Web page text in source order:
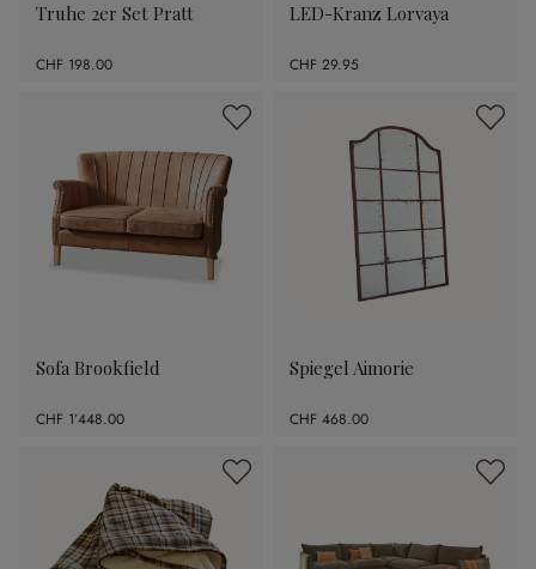
Truhe 2er Set Pratt
CHF 198.00
LED-Kranz Lorvaya
CHF 29.95
Sofa Brookfield
CHF 1’448.00
Spiegel Aimorie
CHF 468.00